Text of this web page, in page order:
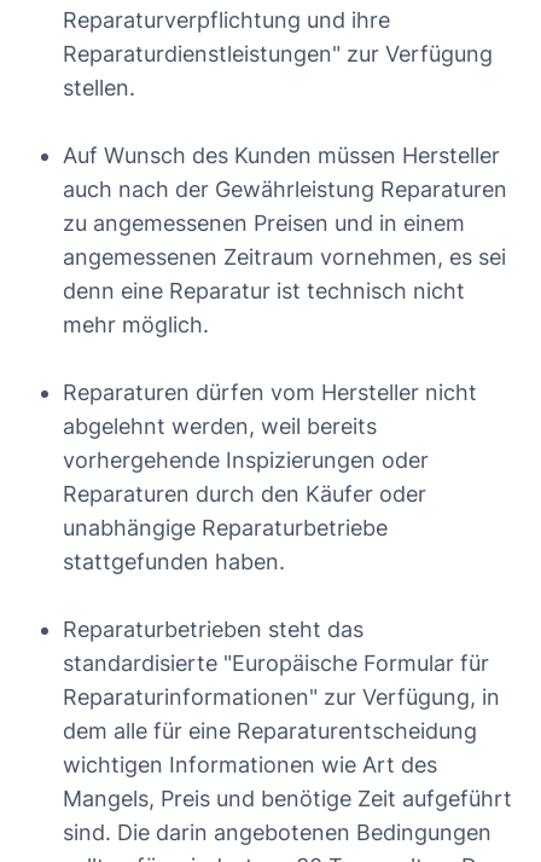
Reparaturverpflichtung und ihre
Reparaturdienstleistungen" zur Verfügung
stellen.
Auf Wunsch des Kunden müssen Hersteller
auch nach der Gewährleistung Reparaturen
zu angemessenen Preisen und in einem
angemessenen Zeitraum vornehmen, es sei
denn eine Reparatur ist technisch nicht
mehr möglich.
Reparaturen dürfen vom Hersteller nicht
abgelehnt werden, weil bereits
vorhergehende Inspizierungen oder
Reparaturen durch den Käufer oder
unabhängige Reparaturbetriebe
stattgefunden haben.
Reparaturbetrieben steht das
standardisierte "Europäische Formular für
Reparaturinformationen" zur Verfügung, in
dem alle für eine Reparaturentscheidung
wichtigen Informationen wie Art des
Mangels, Preis und benötige Zeit aufgeführt
sind. Die darin angebotenen Bedingungen